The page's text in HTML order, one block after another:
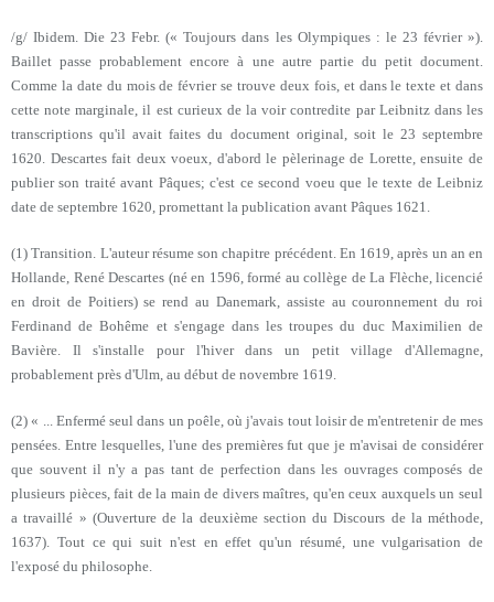
/g/ Ibidem. Die 23 Febr. (« Toujours dans les Olympiques : le 23 février »).
Baillet passe probablement encore à une autre partie du petit document.
Comme la date du mois de février se trouve deux fois, et dans le texte et dans
cette note marginale, il est curieux de la voir contredite par Leibnitz dans les
transcriptions qu'il avait faites du document original, soit le 23 septembre
1620. Descartes fait deux voeux, d'abord le pèlerinage de Lorette, ensuite de
publier son traité avant Pâques; c'est ce second voeu que le texte de Leibniz
date de septembre 1620, promettant la publication avant Pâques 1621.
(1) Transition. L'auteur résume son chapitre précédent. En 1619, après un an en
Hollande, René Descartes (né en 1596, formé au collège de La Flèche, licencié
en droit de Poitiers) se rend au Danemark, assiste au couronnement du roi
Ferdinand de Bohême et s'engage dans les troupes du duc Maximilien de
Bavière. Il s'installe pour l'hiver dans un petit village d'Allemagne,
probablement près d'Ulm, au début de novembre 1619.
(2) « ... Enfermé seul dans un poêle, où j'avais tout loisir de m'entretenir de mes
pensées. Entre lesquelles, l'une des premières fut que je m'avisai de considérer
que souvent il n'y a pas tant de perfection dans les ouvrages composés de
plusieurs pièces, fait de la main de divers maîtres, qu'en ceux auxquels un seul
a travaillé » (Ouverture de la deuxième section du Discours de la méthode,
1637). Tout ce qui suit n'est en effet qu'un résumé, une vulgarisation de
l'exposé du philosophe.